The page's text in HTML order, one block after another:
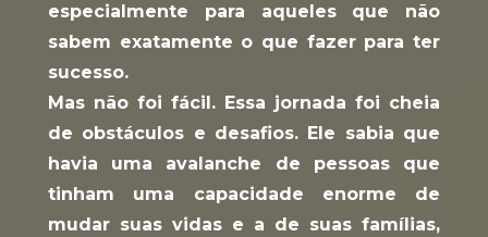
especialmente para aqueles que não
sabem exatamente o que fazer para ter
sucesso.
Mas não foi fácil. Essa jornada foi cheia
de obstáculos e desafios. Ele sabia que
havia uma avalanche de pessoas que
tinham uma capacidade enorme de
mudar suas vidas e a de suas famílias,